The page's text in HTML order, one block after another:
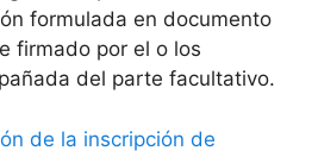
formulada en documento
firmado por el o los
del parte facultativo.
de la inscripción de